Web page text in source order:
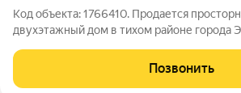
Код объекта: 1766410. Продается
двухэтажный дом в тихом районе города
удобствами - что удобно для заселения
семей с родителями) в хорошем
Позвонить